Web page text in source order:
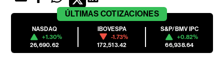
ÚLTIMAS COTIZACIONES
NASDAQ
+1.30%
26,690.62
IBOVESPA
-1.73%
172,513.42
S&P/BMV IPC
+0.82%
66,938.64